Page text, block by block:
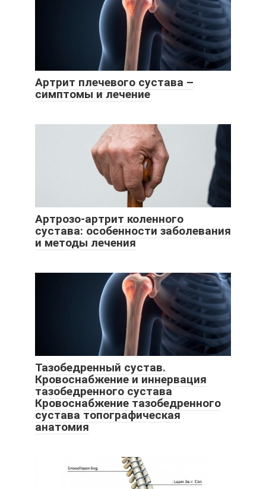
Артрит плечевого сустава –
симптомы и лечение
Артрозо-артрит коленного
сустава: особенности заболевания
и методы лечения
Тазобедренный сустав.
Кровоснабжение и иннервация
тазобедренного сустава
Кровоснабжение тазобедренного
сустава топографическая
анатомия